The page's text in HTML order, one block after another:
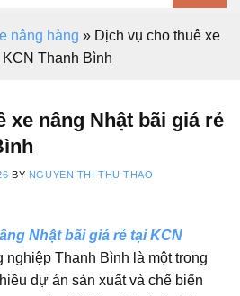
nâng hàng » Dịch vụ cho thuê xe
Thanh Bình
xe nâng Nhật bãi giá rẻ
BY NGUYEN THI THU THAO
Nhật bãi giá rẻ tại KCN
nghiệp Thanh Bình là một trong
dự án sản xuất và chế biến